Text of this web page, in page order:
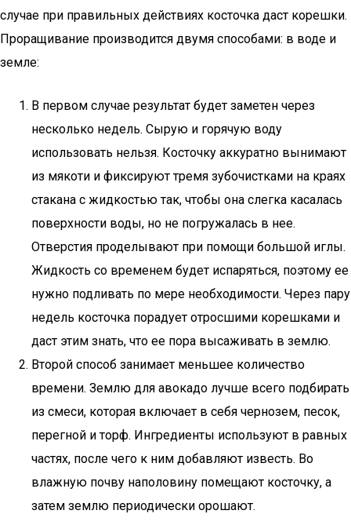
случае при правильных действиях косточка даст корешки.
Проращивание производится двумя способами: в воде и
земле:
В первом случае результат будет заметен через
несколько недель. Сырую и горячую воду
использовать нельзя. Косточку аккуратно вынимают
из мякоти и фиксируют тремя зубочистками на краях
стакана с жидкостью так, чтобы она слегка касалась
поверхности воды, но не погружалась в нее.
Отверстия проделывают при помощи большой иглы.
Жидкость со временем будет испаряться, поэтому ее
нужно подливать по мере необходимости. Через пару
недель косточка порадует отросшими корешками и
даст этим знать, что ее пора высаживать в землю.
Второй способ занимает меньшее количество
времени. Землю для авокадо лучше всего подбирать
из смеси, которая включает в себя чернозем, песок,
перегной и торф. Ингредиенты используют в равных
частях, после чего к ним добавляют известь. Во
влажную почву наполовину помещают косточку, а
затем землю периодически орошают.